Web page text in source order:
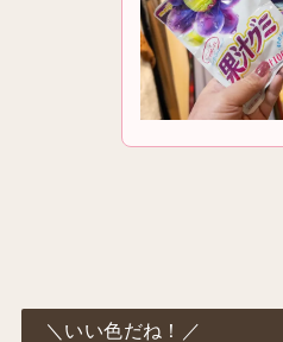
＼いい色だね！／